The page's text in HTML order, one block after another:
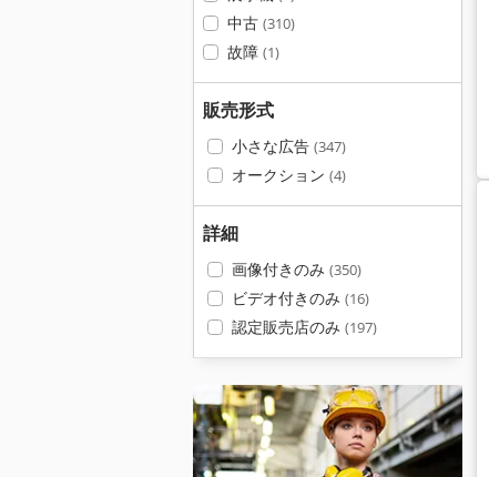
中古 (310)
故障 (1)
販売形式
小さな広告 (347)
オークション (4)
詳細
画像付きのみ (350)
ビデオ付きのみ (16)
認定販売店のみ (197)